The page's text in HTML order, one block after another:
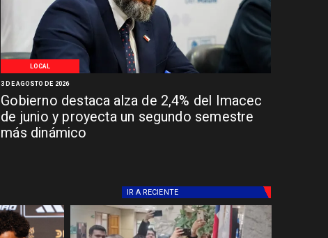
LOCAL
Gobierno destaca alza de 2,4% del Imacec
de junio y proyecta un segundo semestre
más dinámico
3 DE AGOSTO DE 2026
IR A RECIENTE